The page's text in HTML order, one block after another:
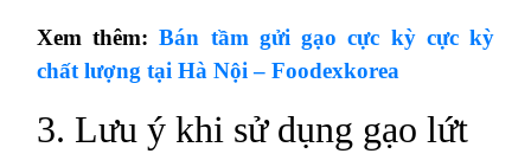
Xem thêm:Bán tầm gửi gạo cực kỳ cực kỳ
chất lượng tại Hà Nội – Foodexkorea
3. Lưu ý khi sử dụng gạo lứt